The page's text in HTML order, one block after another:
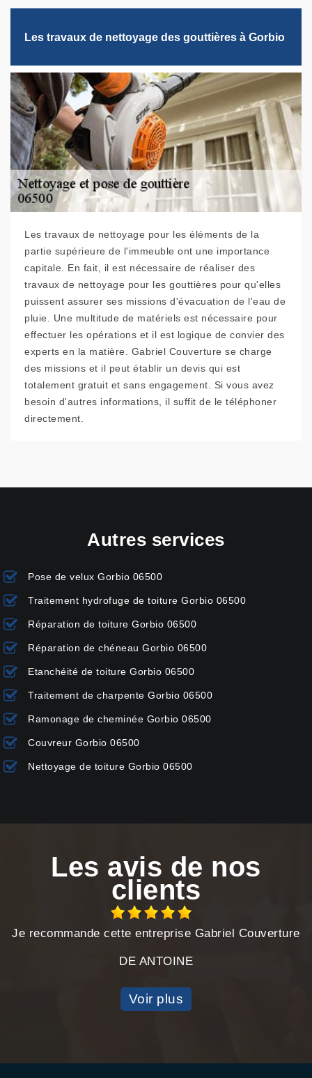
Les travaux de nettoyage des gouttières à Gorbio
Les travaux de nettoyage pour les éléments de la
partie supérieure de l'immeuble ont une importance
capitale. En fait, il est nécessaire de réaliser des
travaux de nettoyage pour les gouttières pour qu'elles
puissent assurer ses missions d'évacuation de l'eau de
pluie. Une multitude de matériels est nécessaire pour
effectuer les opérations et il est logique de convier des
experts en la matière. Gabriel Couverture se charge
des missions et il peut établir un devis qui est
totalement gratuit et sans engagement. Si vous avez
besoin d'autres informations, il suffit de le téléphoner
directement.
Autres services
Pose de velux Gorbio 06500
Traitement hydrofuge de toiture Gorbio 06500
Réparation de toiture Gorbio 06500
Réparation de chéneau Gorbio 06500
Etanchéité de toiture Gorbio 06500
Traitement de charpente Gorbio 06500
Ramonage de cheminée Gorbio 06500
Couvreur Gorbio 06500
Nettoyage de toiture Gorbio 06500
Les avis de nos
clients
Je recommande cette entreprise Gabriel Couverture
DE ANTOINE
Voir plus